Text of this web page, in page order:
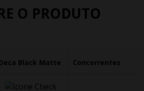
O PRODUTO
Black Matte Concorrentes